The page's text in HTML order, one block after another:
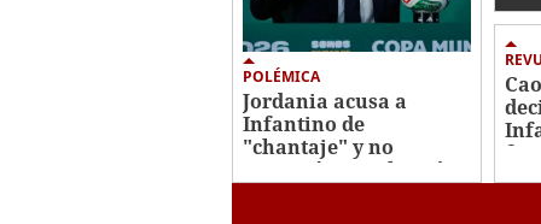
POLÉMICA
Jordania acusa a
Infantino de
"chantaje" y no
apoyará su reelección